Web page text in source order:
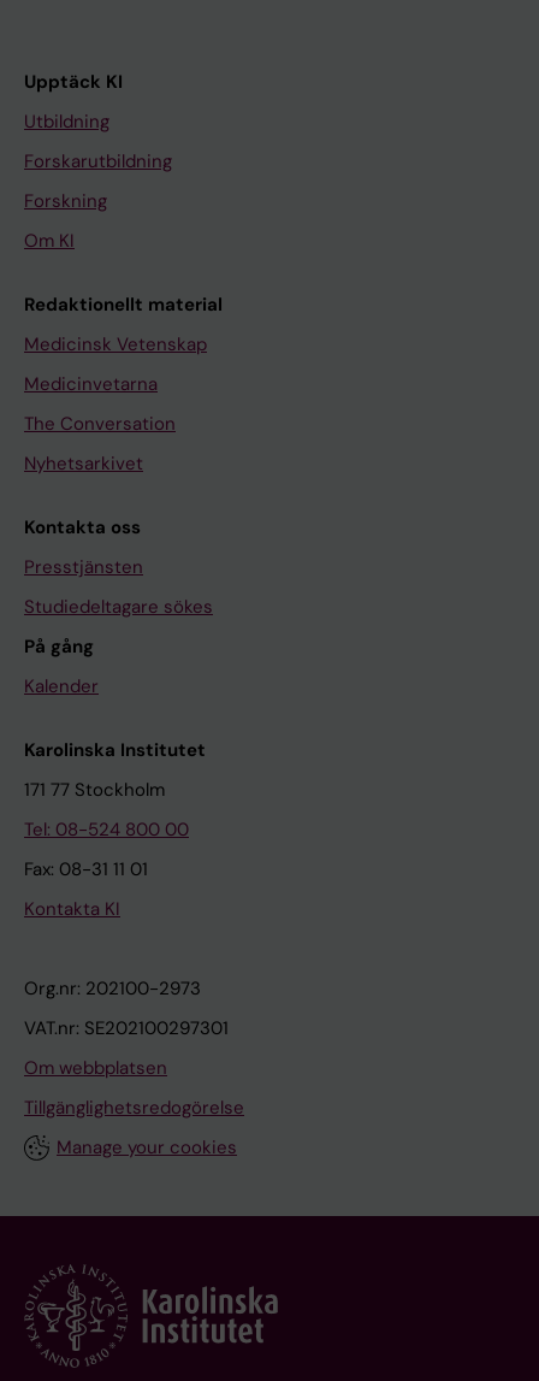
Upptäck KI
Utbildning
Forskarutbildning
Forskning
Om KI
Redaktionellt material
Medicinsk Vetenskap
Medicinvetarna
The Conversation
Nyhetsarkivet
Kontakta oss
Presstjänsten
Studiedeltagare sökes
På gång
Kalender
Karolinska Institutet
171 77 Stockholm
Tel: 08-524 800 00
Fax: 08-31 11 01
Kontakta KI
Org.nr: 202100-2973
VAT.nr: SE202100297301
Om webbplatsen
Tillgänglighetsredogörelse
Manage your cookies